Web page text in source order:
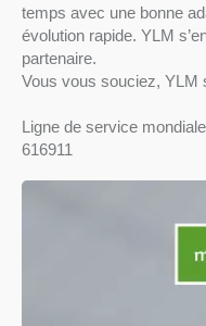
temps avec une bonne
évolution rapide. YLM
partenaire.
Vous vous souciez, YLM
Ligne de service
616911